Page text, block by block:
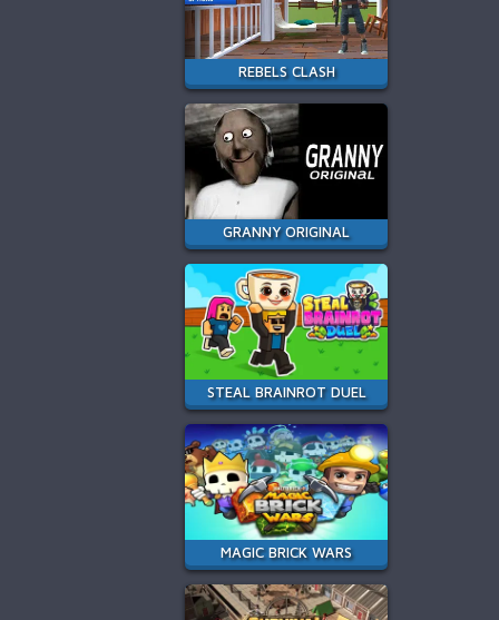
REBELS CLASH
GRANNY ORIGINAL
STEAL BRAINROT DUEL
MAGIC BRICK WARS